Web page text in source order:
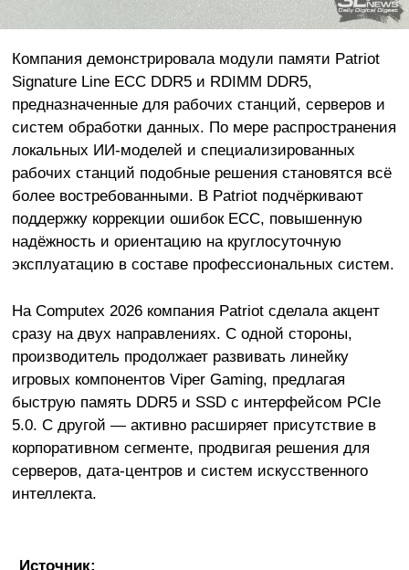
Компания демонстрировала модули памяти Patriot
Signature Line ECC DDR5 и RDIMM DDR5,
предназначенные для рабочих станций, серверов и
систем обработки данных. По мере распространения
локальных ИИ-моделей и специализированных
рабочих станций подобные решения становятся всё
более востребованными. В Patriot подчёркивают
поддержку коррекции ошибок ECC, повышенную
надёжность и ориентацию на круглосуточную
эксплуатацию в составе профессиональных систем.
На Computex 2026 компания Patriot сделала акцент
сразу на двух направлениях. С одной стороны,
производитель продолжает развивать линейку
игровых компонентов Viper Gaming, предлагая
быструю память DDR5 и SSD с интерфейсом PCIe
5.0. С другой — активно расширяет присутствие в
корпоративном сегменте, продвигая решения для
серверов, дата-центров и систем искусственного
интеллекта.
Источник: